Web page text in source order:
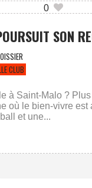
0
SON
CLUB
à Saint-Malo ? Plus
où le bien-vivre est
et une...